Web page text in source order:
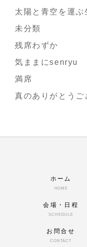
太陽と青空を運
未分類
残席わずか
気ままにsenryu
満席
真のありがとうご
ホーム
HOME
会場・日程
SCHEDULE
お問合せ
CONTACT